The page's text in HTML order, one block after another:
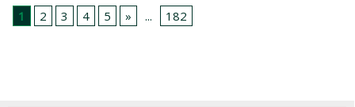
1
2 3 4 5 » ... 182